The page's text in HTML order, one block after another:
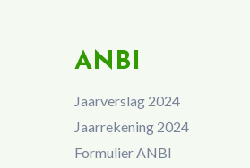
ANBI
Jaarverslag 2024
Jaarrekening 2024
Formulier ANBI